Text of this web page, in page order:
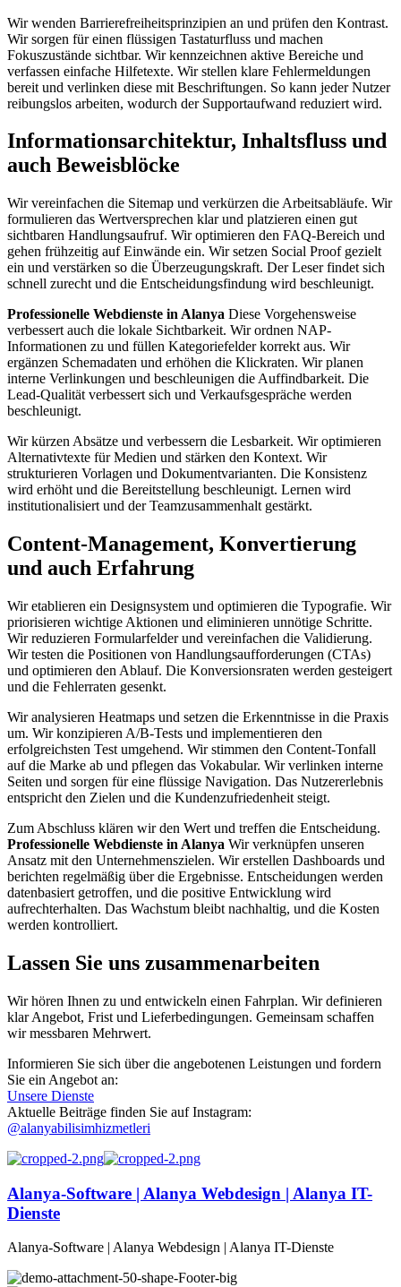
Wir wenden Barrierefreiheitsprinzipien an und prüfen den Kontrast.
Wir sorgen für einen flüssigen Tastaturfluss und machen
Fokuszustände sichtbar. Wir kennzeichnen aktive Bereiche und
verfassen einfache Hilfetexte. Wir stellen klare Fehlermeldungen
bereit und verlinken diese mit Beschriftungen. So kann jeder Nutzer
reibungslos arbeiten, wodurch der Supportaufwand reduziert wird.
Informationsarchitektur, Inhaltsfluss und
auch Beweisblöcke
Wir vereinfachen die Sitemap und verkürzen die Arbeitsabläufe. Wir
formulieren das Wertversprechen klar und platzieren einen gut
sichtbaren Handlungsaufruf. Wir optimieren den FAQ-Bereich und
gehen frühzeitig auf Einwände ein. Wir setzen Social Proof gezielt
ein und verstärken so die Überzeugungskraft. Der Leser findet sich
schnell zurecht und die Entscheidungsfindung wird beschleunigt.
Professionelle Webdienste in Alanya Diese Vorgehensweise
verbessert auch die lokale Sichtbarkeit. Wir ordnen NAP-
Informationen zu und füllen Kategoriefelder korrekt aus. Wir
ergänzen Schemadaten und erhöhen die Klickraten. Wir planen
interne Verlinkungen und beschleunigen die Auffindbarkeit. Die
Lead-Qualität verbessert sich und Verkaufsgespräche werden
beschleunigt.
Wir kürzen Absätze und verbessern die Lesbarkeit. Wir optimieren
Alternativtexte für Medien und stärken den Kontext. Wir
strukturieren Vorlagen und Dokumentvarianten. Die Konsistenz
wird erhöht und die Bereitstellung beschleunigt. Lernen wird
institutionalisiert und der Teamzusammenhalt gestärkt.
Content-Management, Konvertierung
und auch Erfahrung
Wir etablieren ein Designsystem und optimieren die Typografie. Wir
priorisieren wichtige Aktionen und eliminieren unnötige Schritte.
Wir reduzieren Formularfelder und vereinfachen die Validierung.
Wir testen die Positionen von Handlungsaufforderungen (CTAs)
und optimieren den Ablauf. Die Konversionsraten werden gesteigert
und die Fehlerraten gesenkt.
Wir analysieren Heatmaps und setzen die Erkenntnisse in die Praxis
um. Wir konzipieren A/B-Tests und implementieren den
erfolgreichsten Test umgehend. Wir stimmen den Content-Tonfall
auf die Marke ab und pflegen das Vokabular. Wir verlinken interne
Seiten und sorgen für eine flüssige Navigation. Das Nutzererlebnis
entspricht den Zielen und die Kundenzufriedenheit steigt.
Zum Abschluss klären wir den Wert und treffen die Entscheidung.
Professionelle Webdienste in Alanya Wir verknüpfen unseren
Ansatz mit den Unternehmenszielen. Wir erstellen Dashboards und
berichten regelmäßig über die Ergebnisse. Entscheidungen werden
datenbasiert getroffen, und die positive Entwicklung wird
aufrechterhalten. Das Wachstum bleibt nachhaltig, und die Kosten
werden kontrolliert.
Lassen Sie uns zusammenarbeiten
Wir hören Ihnen zu und entwickeln einen Fahrplan. Wir definieren
klar Angebot, Frist und Lieferbedingungen. Gemeinsam schaffen
wir messbaren Mehrwert.
Informieren Sie sich über die angebotenen Leistungen und fordern
Sie ein Angebot an:
Unsere Dienste
Aktuelle Beiträge finden Sie auf Instagram:
@alanyabilisimhizmetleri
Alanya-Software | Alanya Webdesign | Alanya IT-
Dienste
Alanya-Software | Alanya Webdesign | Alanya IT-Dienste